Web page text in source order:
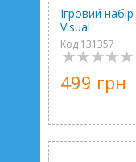
Ігровий
Visual
Код 131357
499 грн